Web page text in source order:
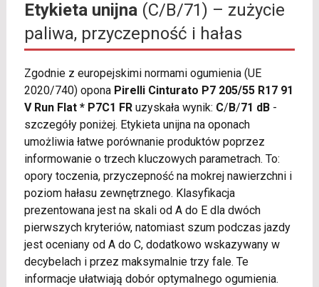
Etykieta unijna(C/B/71) – zużycie
paliwa, przyczepność i hałas
Zgodnie z europejskimi normami ogumienia (UE
2020/740) opona Pirelli Cinturato P7 205/55 R17 91
V Run Flat * P7C1 FRuzyskała wynik: C/B/71 dB-
szczegóły poniżej. Etykieta unijna na oponach
umożliwia łatwe porównanie produktów poprzez
informowanie o trzech kluczowych parametrach. To:
opory toczenia, przyczepność na mokrej nawierzchni i
poziom hałasu zewnętrznego. Klasyfikacja
prezentowana jest na skali od A do E dla dwóch
pierwszych kryteriów, natomiast szum podczas jazdy
jest oceniany od A do C, dodatkowo wskazywany w
decybelach i przez maksymalnie trzy fale. Te
informacje ułatwiają dobór optymalnego ogumienia.